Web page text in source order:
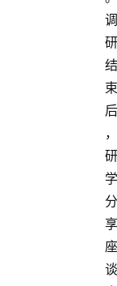
调
研
结
束
后
，
研
学
分
享
座
谈